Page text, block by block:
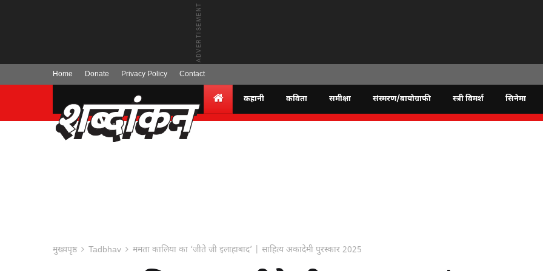
Home Donate Privacy Policy Contact
कहानी कविता समीक्षा संस्मरण/बायोग्राफी स्त्री विमर्श सिनेमा
मुख्यपृष्ठ Tadbhav ममता कालिया का ‘जीते जी इलाहाबाद’ | साहित्य अकादेमी पुरस्कार 2025